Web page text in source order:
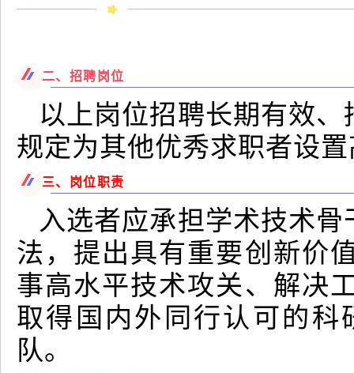
二、招聘岗位
以上岗位招聘长期有效
规定为其他优秀求职者设
三、岗位职责
入选者应承担学术技术
法，提出具有重要创新价
事高水平技术攻关、解决
取得国内外同行认可的
队。